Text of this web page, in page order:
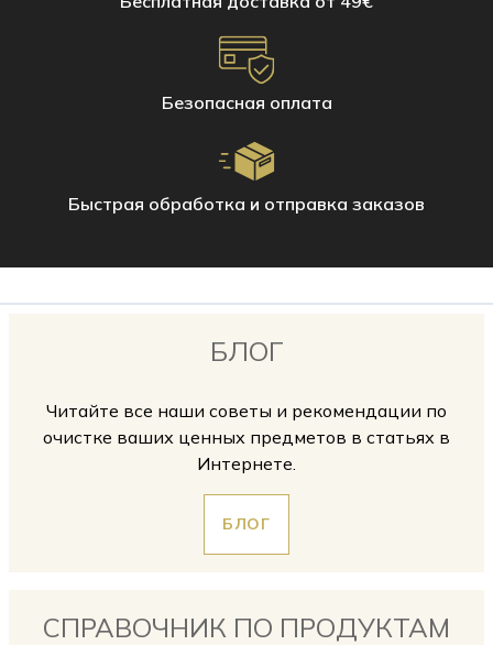
Безопасная оплата
Быстрая обработка и отправка заказов
Для ежедневной очистки небольших поверхностей используйте
вернут блеск вашей ванной комнате и кухне.
Перчатка из микрофибры для стекла и зеркал
БЛОГ
Читайте все наши советы и рекомендации по
очистке ваших ценных предметов в статьях в
Интернете.
БЛОГ
СПРАВОЧНИК ПО ПРОДУКТАМ